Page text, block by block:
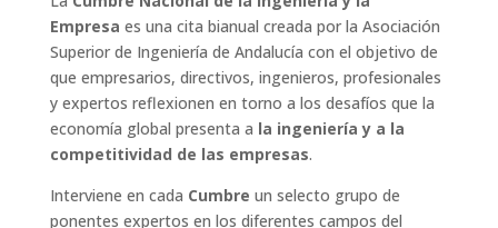
Empresa es una cita bianual creada por la Asociación
Superior de Ingeniería de Andalucía con el objetivo de
que empresarios, directivos, ingenieros, profesionales
y expertos reflexionen en torno a los desafíos que la
economía global presenta a la ingeniería y a la
competitividad de las empresas.
Interviene en cada Cumbre un selecto grupo de
ponentes expertos en los diferentes campos del